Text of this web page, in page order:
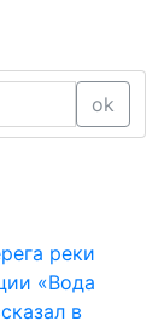
ok
реки
«Вода
в